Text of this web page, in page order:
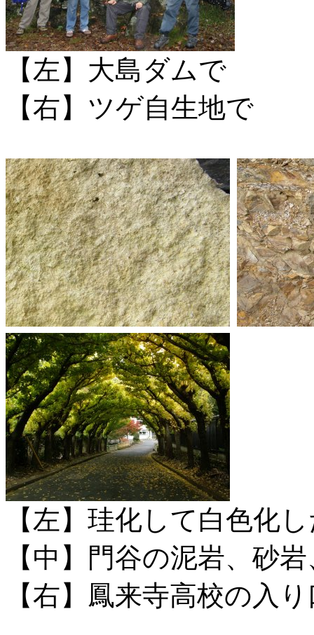
【左】大島ダムで
【右】ツゲ自生地で
【左】珪化して白色化
【中】門谷の泥岩、砂
【右】鳳来寺高校の入